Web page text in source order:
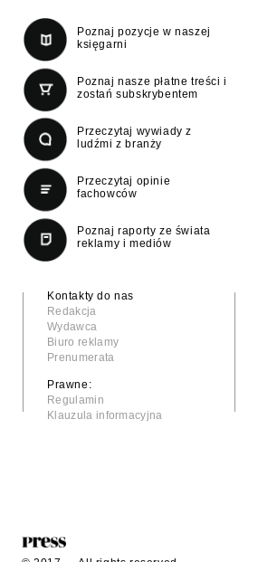
Poznaj pozycje w naszej
księgarni
Poznaj nasze płatne treści i
zostań subskrybentem
Przeczytaj wywiady z
ludźmi z branży
Przeczytaj opinie
fachowców
Poznaj raporty ze świata
reklamy i mediów
Kontakty do nas
Redakcja
Wydawca
Biuro reklamy
Prenumerata
Prawne:
Regulamin
Klauzula informacyjna